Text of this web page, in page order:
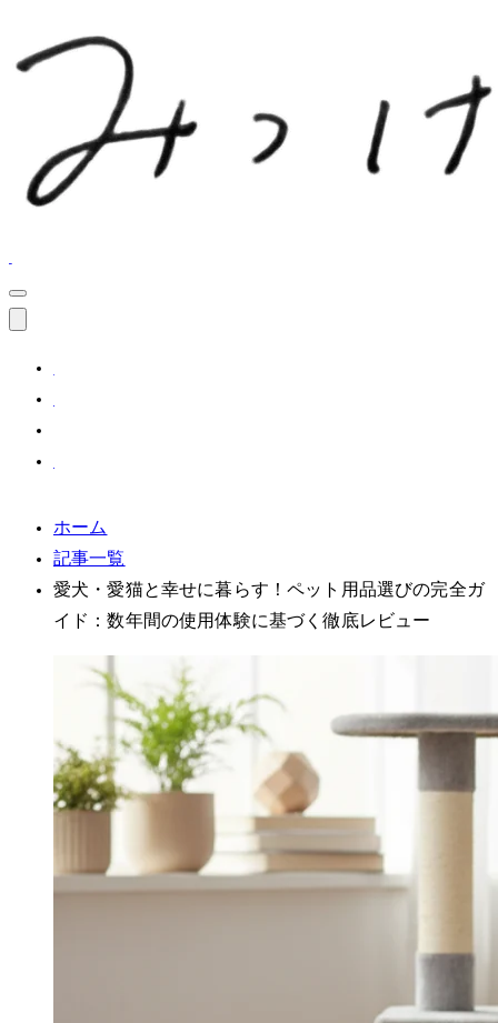
ホーム
記事一覧
愛犬・愛猫と幸せに暮らす！ペット用品選びの完全ガ
イド：数年間の使用体験に基づく徹底レビュー